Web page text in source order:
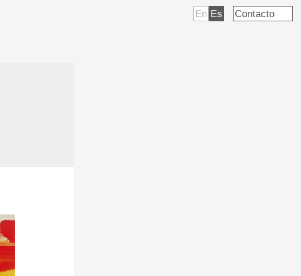
En Es Contacto